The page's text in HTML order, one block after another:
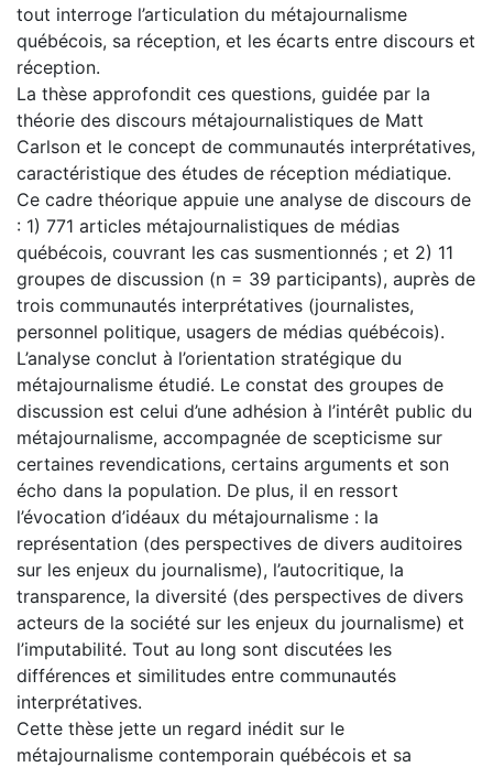
tout interroge l’articulation du métajournalisme
québécois, sa réception, et les écarts entre discours et
réception.
La thèse approfondit ces questions, guidée par la
théorie des discours métajournalistiques de Matt
Carlson et le concept de communautés interprétatives,
caractéristique des études de réception médiatique.
Ce cadre théorique appuie une analyse de discours de
: 1) 771 articles métajournalistiques de médias
québécois, couvrant les cas susmentionnés ; et 2) 11
groupes de discussion (n = 39 participants), auprès de
trois communautés interprétatives (journalistes,
personnel politique, usagers de médias québécois).
L’analyse conclut à l’orientation stratégique du
métajournalisme étudié. Le constat des groupes de
discussion est celui d’une adhésion à l’intérêt public du
métajournalisme, accompagnée de scepticisme sur
certaines revendications, certains arguments et son
écho dans la population. De plus, il en ressort
l’évocation d’idéaux du métajournalisme : la
représentation (des perspectives de divers auditoires
sur les enjeux du journalisme), l’autocritique, la
transparence, la diversité (des perspectives de divers
acteurs de la société sur les enjeux du journalisme) et
l’imputabilité. Tout au long sont discutées les
différences et similitudes entre communautés
interprétatives.
Cette thèse jette un regard inédit sur le
métajournalisme contemporain québécois et sa